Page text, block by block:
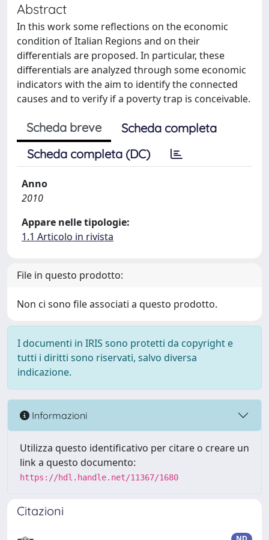
Abstract
In this work some reflections on the economic
condition of Italian Regions and on their
differentials are proposed. In particular, these
differentials are analyzed through some economic
indicators with the aim to identify the connected
causes and to verify if a poverty trap is conceivable.
Scheda breve
Scheda completa
Scheda completa (DC)
Anno
2010
Appare nelle tipologie:
1.1 Articolo in rivista
File in questo prodotto:
Non ci sono file associati a questo prodotto.
I documenti in IRIS sono protetti da copyright e
tutti i diritti sono riservati, salvo diversa
indicazione.
Informazioni
Utilizza questo identificativo per citare o creare un
link a questo documento:
https://hdl.handle.net/11367/1680
Citazioni